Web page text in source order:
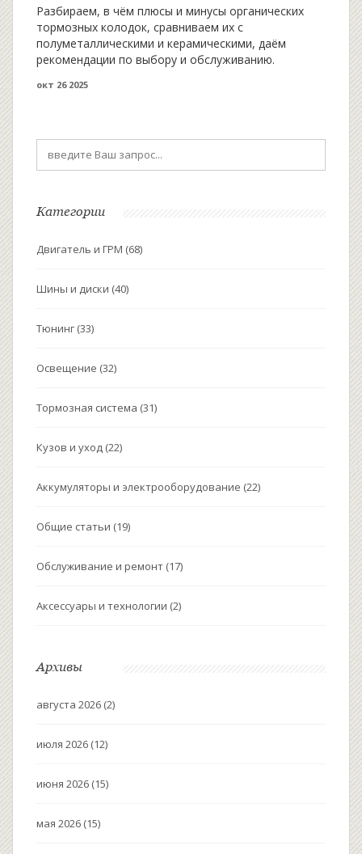
Разбираем, в чём плюсы и минусы органических
тормозных колодок, сравниваем их с
полуметаллическими и керамическими, даём
рекомендации по выбору и обслуживанию.
окт 26 2025
Категории
Двигатель и ГРМ (68)
Шины и диски (40)
Тюнинг (33)
Освещение (32)
Тормозная система (31)
Кузов и уход (22)
Аккумуляторы и электрооборудование (22)
Общие статьи (19)
Обслуживание и ремонт (17)
Аксессуары и технологии (2)
Архивы
августа 2026 (2)
июля 2026 (12)
июня 2026 (15)
мая 2026 (15)